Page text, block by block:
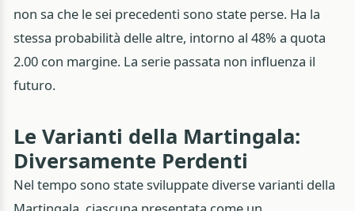
non sa che le sei precedenti sono state perse. Ha la
stessa probabilità delle altre, intorno al 48% a quota
2.00 con margine. La serie passata non influenza il
futuro.
Le Varianti della Martingala:
Diversamente Perdenti
Nel tempo sono state sviluppate diverse varianti della